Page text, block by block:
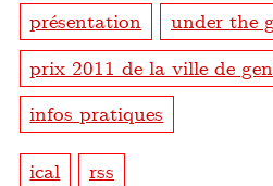
présentation
under the
prix 2011 de la ville de
infos pratiques
ical rss